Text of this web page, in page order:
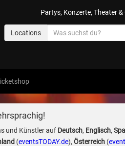
Partys, Konzerte, Theater
Locations
und Künstler auf Deutsch, Englisch,
(eventsTODAY.de), Österreich(